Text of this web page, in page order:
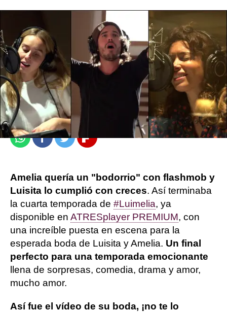
Camino Sánchez
Madrid
Publicado: 15 de septiembre de 2021, 12:14
WhatsappFacebook
TwitterFlipboard
Amelia quería un "bodorrio" con flashmob y
Luisita lo cumplió con creces. Así terminaba
la cuarta temporada de #Luimelia, ya
disponible en ATRESplayer PREMIUM, con
una increíble puesta en escena para la
esperada boda de Luisita y Amelia. Un final
perfecto para una temporada emocionante
llena de sorpresas, comedia, drama y amor,
mucho amor.
Así fue el vídeo de su boda, ¡no te lo